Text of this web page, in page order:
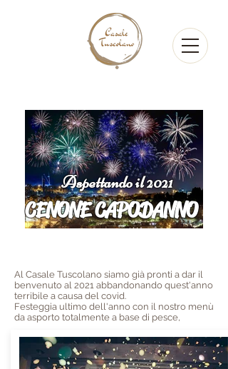
Aspettando il 2021
CENONE CAPODANNO
Al Casale Tuscolano siamo già pronti a dar il
benvenuto al 2021 abbandonando quest'anno
terribile a causa del covid.
Festeggia ultimo dell'anno con il nostro menù
da asporto totalmente a base di pesce,